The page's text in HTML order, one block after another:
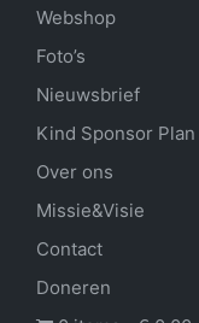
Webshop
Foto’s
Nieuwsbrief
Kind Sponsor Plan
Over ons
Missie&Visie
Contact
Doneren